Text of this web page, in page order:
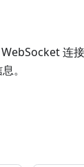
连
。